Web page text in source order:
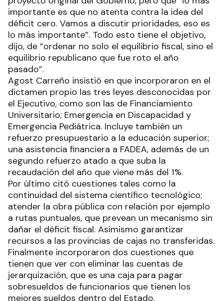
importante es que no atenta contra la idea del
déficit cero. Vamos a discutir prioridades, eso es
lo más importante”. Todo esto tiene el objetivo,
dijo, de “ordenar no solo el equilibrio fiscal, sino el
equilibrio republicano que fue roto el año
pasado”.
Agost Carreño insistió en que incorporaron en el
dictamen propio las tres leyes desconocidas por
el Ejecutivo, como son las de Financiamiento
Universitario; Emergencia en Discapacidad y
Emergencia Pediátrica. Incluye también un
refuerzo presupuestario a la educación superior;
una asistencia financiera a FADEA, además de un
segundo refuerzo atado a que suba la
recaudación del año que viene más del 1%.
Por último citó cuestiones tales como la
continuidad del sistema científico tecnológico;
atender la obra pública con relación por ejemplo
a rutas puntuales, que prevean un mecanismo sin
dañar el déficit fiscal. Asimismo garantizar
recursos a las provincias de cajas no transferidas.
Finalmente incorporaron dos cuestiones que
tienen que ver con eliminar las cuentas de
jerarquización, que es una caja para pagar
sobresueldos de funcionarios que tienen los
mejores sueldos dentro del Estado.